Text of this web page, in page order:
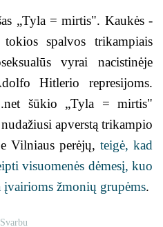
„Tyla = mirtis". Kaukės -
spalvos trikampiais
vyrai nacistinėje
Hitlerio represijoms.
šūkio „Tyla = mirtis"
apverstą trikampio
Vilniaus perėjų, teigė, kad
visuomenės dėmesį, kuo
įvairioms žmonių grupėms.
Svarbu